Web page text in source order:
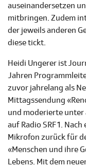
auseinandersetzen
mitbringen. Zudem
der jeweils anderen
diese tickt.
Heidi Ungerer ist
Jahren
zuvor jahrelang als
Mittagssendung
und moderierte unter
auf Radio SRF 1.
Mikrofon zurück für
«Menschen und ihre
Lebens. Mit dem